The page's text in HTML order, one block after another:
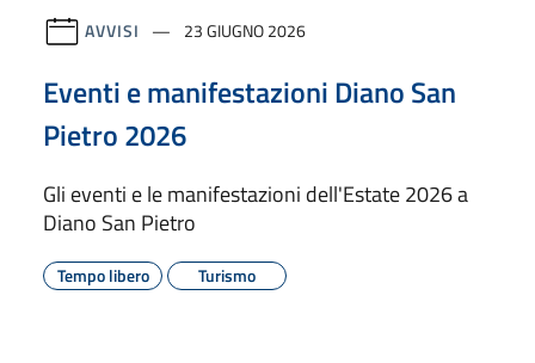
AVVISI 23 GIUGNO 2026
Eventi e manifestazioni Diano San
Pietro 2026
Gli eventi e le manifestazioni dell'Estate 2026 a
Diano San Pietro
Tempo libero Turismo